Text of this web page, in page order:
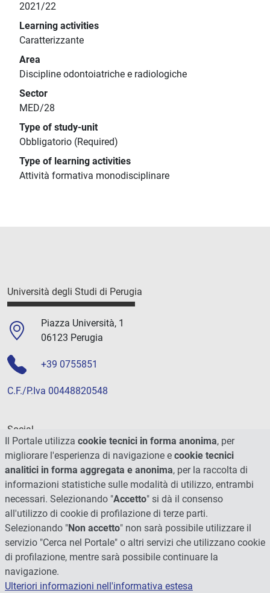
2021/22
Learning activities
Caratterizzante
Area
Discipline odontoiatriche e radiologiche
Sector
MED/28
Type of study-unit
Obbligatorio (Required)
Type of learning activities
Attività formativa monodisciplinare
Università degli Studi di Perugia
Piazza Università, 1
06123 Perugia
+39 0755851
C.F./P.Iva 00448820548
Social
Il Portale utilizza cookie tecnici in forma anonima, per
migliorare l'esperienza di navigazione e cookie tecnici
analitici in forma aggregata e anonima, per la raccolta di
informazioni statistiche sulle modalità di utilizzo, entrambi
necessari. Selezionando "Accetto" si dà il consenso
all'utilizzo di cookie di profilazione di terze parti.
Selezionando "Non accetto" non sarà possibile utilizzare il
servizio "Cerca nel Portale" o altri servizi che utilizzano cookie
di profilazione, mentre sarà possibile continuare la
navigazione.
Ulteriori informazioni nell'informativa estesa